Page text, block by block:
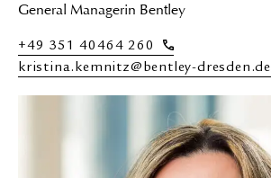
General Managerin Bentley
+49 351 40464 260
kristina.kemnitz@bentley-dresden.de